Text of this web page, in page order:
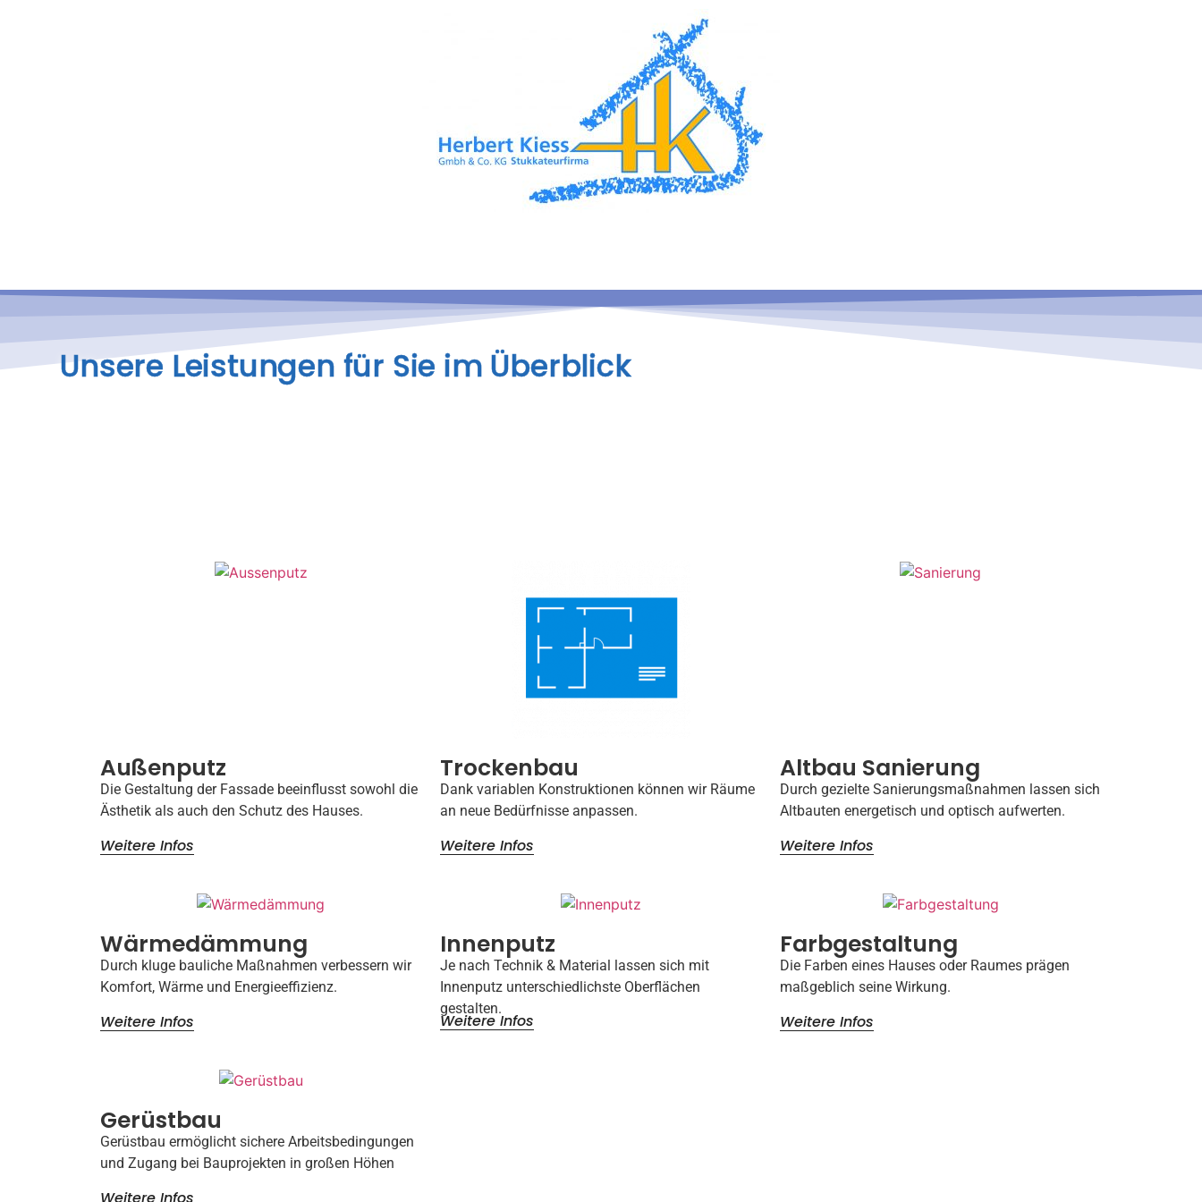
Unsere Leistungen für Sie im Überblick
Außenputz
Die Gestaltung der Fassade beeinflusst sowohl die
Ästhetik als auch den Schutz des Hauses.
Weitere Infos
Trockenbau
Dank variablen Konstruktionen können wir Räume
an neue Bedürfnisse anpassen.
Weitere Infos
Altbau Sanierung
Durch gezielte Sanierungsmaßnahmen lassen sich
Altbauten energetisch und optisch aufwerten.
Weitere Infos
Wärmedämmung
Durch kluge bauliche Maßnahmen verbessern wir
Komfort, Wärme und Energieeffizienz.
Weitere Infos
Innenputz
Je nach Technik & Material lassen sich mit
Innenputz unterschiedlichste Oberflächen
gestalten.
Weitere Infos
Farbgestaltung
Die Farben eines Hauses oder Raumes prägen
maßgeblich seine Wirkung.
Weitere Infos
Gerüstbau
Gerüstbau ermöglicht sichere Arbeitsbedingungen
und Zugang bei Bauprojekten in großen Höhen